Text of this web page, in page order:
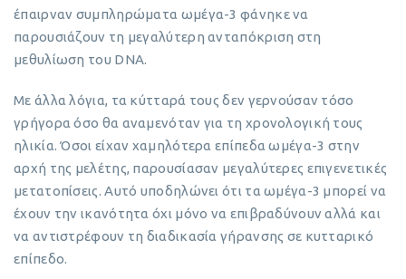
έπαιρναν συμπληρώματα ωμέγα-3 φάνηκε να
παρουσιάζουν τη μεγαλύτερη ανταπόκριση στη
μεθυλίωση του DNA.
Με άλλα λόγια, τα κύτταρά τους δεν γερνούσαν τόσο
γρήγορα όσο θα αναμενόταν για τη χρονολογική τους
ηλικία. Όσοι είχαν χαμηλότερα επίπεδα ωμέγα-3 στην
αρχή της μελέτης, παρουσίασαν μεγαλύτερες επιγενετικές
μετατοπίσεις. Αυτό υποδηλώνει ότι τα ωμέγα-3 μπορεί να
έχουν την ικανότητα όχι μόνο να επιβραδύνουν αλλά και
να αντιστρέφουν τη διαδικασία γήρανσης σε κυτταρικό
επίπεδο.